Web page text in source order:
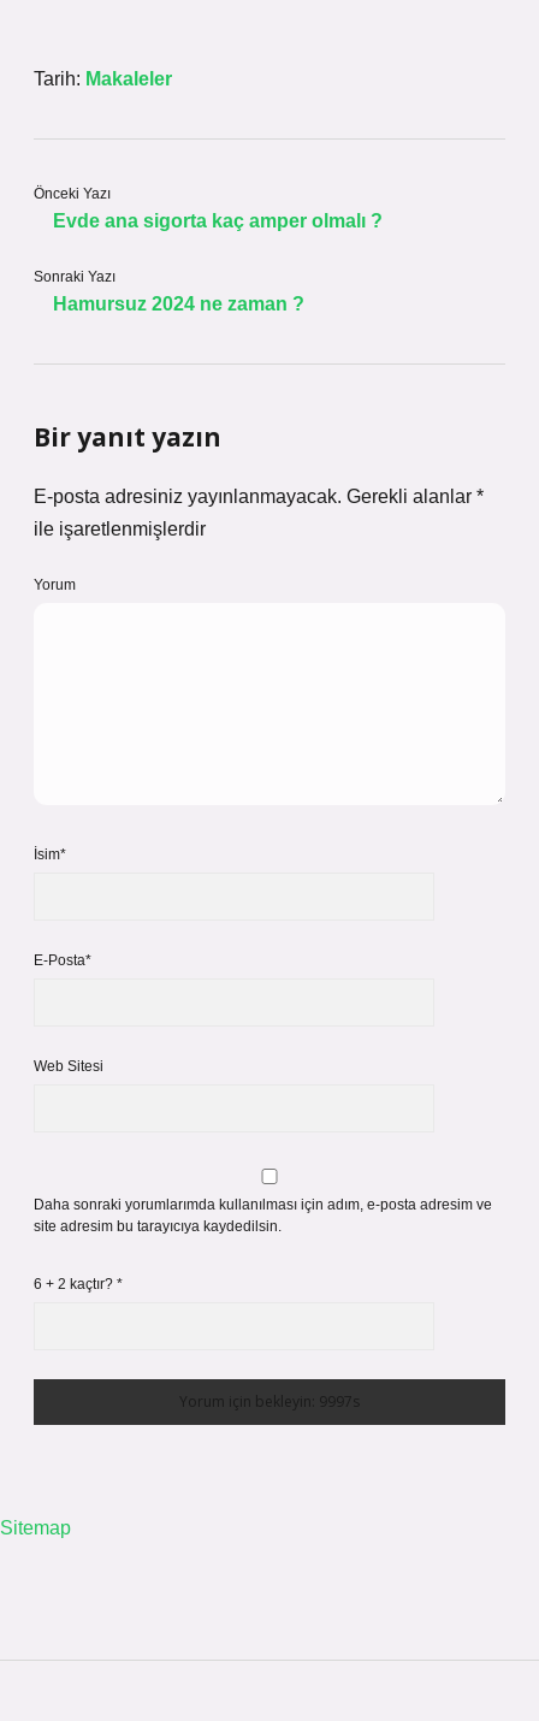
Tarih: Makaleler
Önceki Yazı
Evde ana sigorta kaç amper olmalı ?
Sonraki Yazı
Hamursuz 2024 ne zaman ?
Bir yanıt yazın
E-posta adresiniz yayınlanmayacak. Gerekli alanlar *
ile işaretlenmişlerdir
Yorum
İsim*
E-Posta*
Web Sitesi
Daha sonraki yorumlarımda kullanılması için adım, e-posta adresim ve
site adresim bu tarayıcıya kaydedilsin.
6 + 2 kaçtır? *
Sitemap